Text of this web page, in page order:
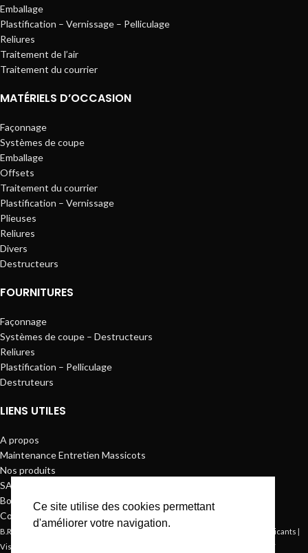
Ce site utilise des cookies permettant
d'améliorer votre navigation.
Emballage
Plastification – Vernissage – Pelliculage
Reliures
Traitement de l’air
Traitement du courrier
MATÉRIELS D’OCCASION
Façonnage
Systèmes de coupe
Emballage
Offsets
Traitement du courrier
Plastification – Vernissage
Plieuses
Reliures
Divers
Destructeurs
FOURNITURES
Façonnage
Systèmes de coupe – Destructeurs
Reliures
Plastification – Pelliculage
Destruteurs
LIENS UTILES
A propos
Maintenance Entretien Massicots
Nos produits
SAV
Boutique
Contact
B.R.I.S.E. Mentions légales
Visiblement Net – Rouen
Fabricants |
CGV